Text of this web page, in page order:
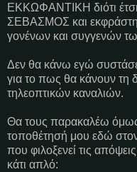
ΕΚΚΩΦΑΝΤΙΚΗ διότι
ΣΕΒΑΣΜΟΣ και
γονένων και συγγενών
Δεν θα κάνω εγώ
για το πως θα κάνουν τη
τηλεοπτικών καναλιών.
Θα τους παρακαλέω
τοποθέτησή μου εδώ
που φιλοξενεί τις
κάτι απλό: